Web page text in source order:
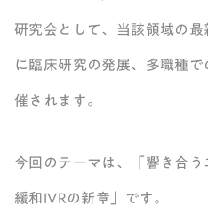
研究会として、当該領域の
に臨床研究の発展、多職種
催されます。
今回のテーマは、「響き合う
緩和IVRの新章」です。